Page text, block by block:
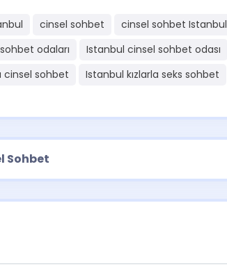
cinsel sohbet cinsel sohbet Istanbul
odaları
Istanbul cinsel sohbet odası
cinsel sohbet
Istanbul kızlarla seks sohbet
Sohbet